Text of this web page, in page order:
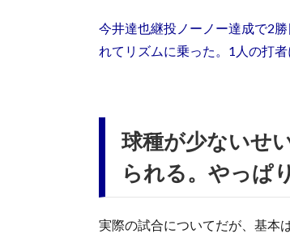
今井達也継投ノーノー達成で2
れてリズムに乗った。1人の打
球種が少ないせ
られる。やっぱ
実際の試合についてだが、基本